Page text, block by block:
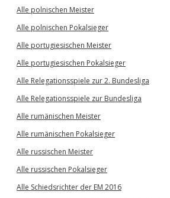
Alle polnischen Meister
Alle polnischen Pokalsieger
Alle portugiesischen Meister
Alle portugiesischen Pokalsieger
Alle Relegationsspiele zur 2. Bundesliga
Alle Relegationsspiele zur Bundesliga
Alle rumänischen Meister
Alle rumänischen Pokalsieger
Alle russischen Meister
Alle russischen Pokalsieger
Alle Schiedsrichter der EM 2016